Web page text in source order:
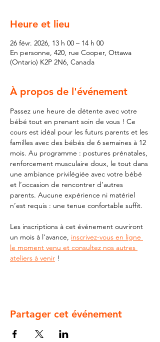
Heure et lieu
26 févr. 2026, 13 h 00 – 14 h 00
En personne, 420, rue Cooper, Ottawa
(Ontario) K2P 2N6, Canada
À propos de l'événement
Passez une heure de détente avec votre
bébé tout en prenant soin de vous ! Ce
cours est idéal pour les futurs parents et les
familles avec des bébés de 6 semaines à 12
mois. Au programme : postures prénatales,
renforcement musculaire doux, le tout dans
une ambiance privilégiée avec votre bébé
et l’occasion de rencontrer d’autres
parents. Aucune expérience ni matériel
n’est requis : une tenue confortable suffit.
Les inscriptions à cet événement ouvriront
un mois à l'avance, inscrivez-vous en ligne
le moment venu et consultez nos autres
ateliers à venir !
Partager cet événement